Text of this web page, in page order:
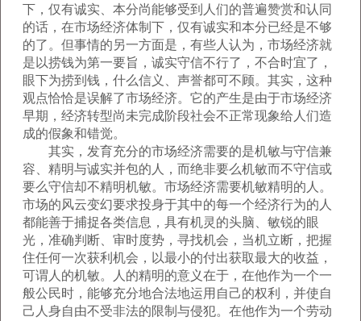
下，仅有诚实、本分尚能够受到人们的普遍赞赏和认同
的话，在市场经济体制下，仅有诚实和本分已经是不够
的了。但事情的另一方面是，有些人认为，市场经济就
是以捞钱为第一要旨，诚实守信不行了，不合时宜了，
眼下为捞到钱，什么信义、声誉都可不顾。其实，这种
观点恰恰是误解了市场经济。它的产生是由于市场经济
早期，经济转型尚未完成阶段社会不正常现象给人们造
成的假象和错觉。
其实，发育充分的市场经济需要的是机敏与守信兼
容、精明与诚实并包的人，而绝非要么机敏而不守信或
要么守信却不精明机敏。市场经济需要机敏精明的人。
市场的风云变幻要求投身于其中的每一个经济行为的人
都能善于捕捉各类信息，具有机灵的头脑、敏锐的眼
光，准确判断、审时度势，寻找机会，当机立断，把握
住任何一次获利机会，以最小的付出获取最大的收益，
可谓人的机敏。人的精明的意义在于，在他作为一个一
般公民时，能够充分地合法地运用自己的权利，并使自
己人身自由不受非法的限制与侵犯。在他作为一个劳动